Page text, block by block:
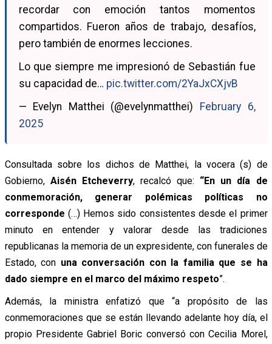
recordar con emoción tantos momentos
compartidos. Fueron años de trabajo, desafíos,
pero también de enormes lecciones.
Lo que siempre me impresionó de Sebastián fue
su capacidad de… pic.twitter.com/2YaJxCXjvB
— Evelyn Matthei (@evelynmatthei)
February 6,
2025
Consultada sobre los dichos de Matthei, la vocera (s) de
Gobierno, Aisén Etcheverry, recalcóque: “En un día de
conmemoración, generar polémicas políticas no
corresponde (…) Hemos sido consistentes desde el primer
minuto en entender y valorar desde las tradiciones
republicanas la memoria de un expresidente, con funerales de
Estado, con una conversación con la familia que se ha
dado siempre en el marco del máximo respeto”.
Además, la ministra enfatizó que “a propósito de las
conmemoraciones que se están llevando adelante hoy día, el
propio Presidente Gabriel Boric conversó con Cecilia Morel,